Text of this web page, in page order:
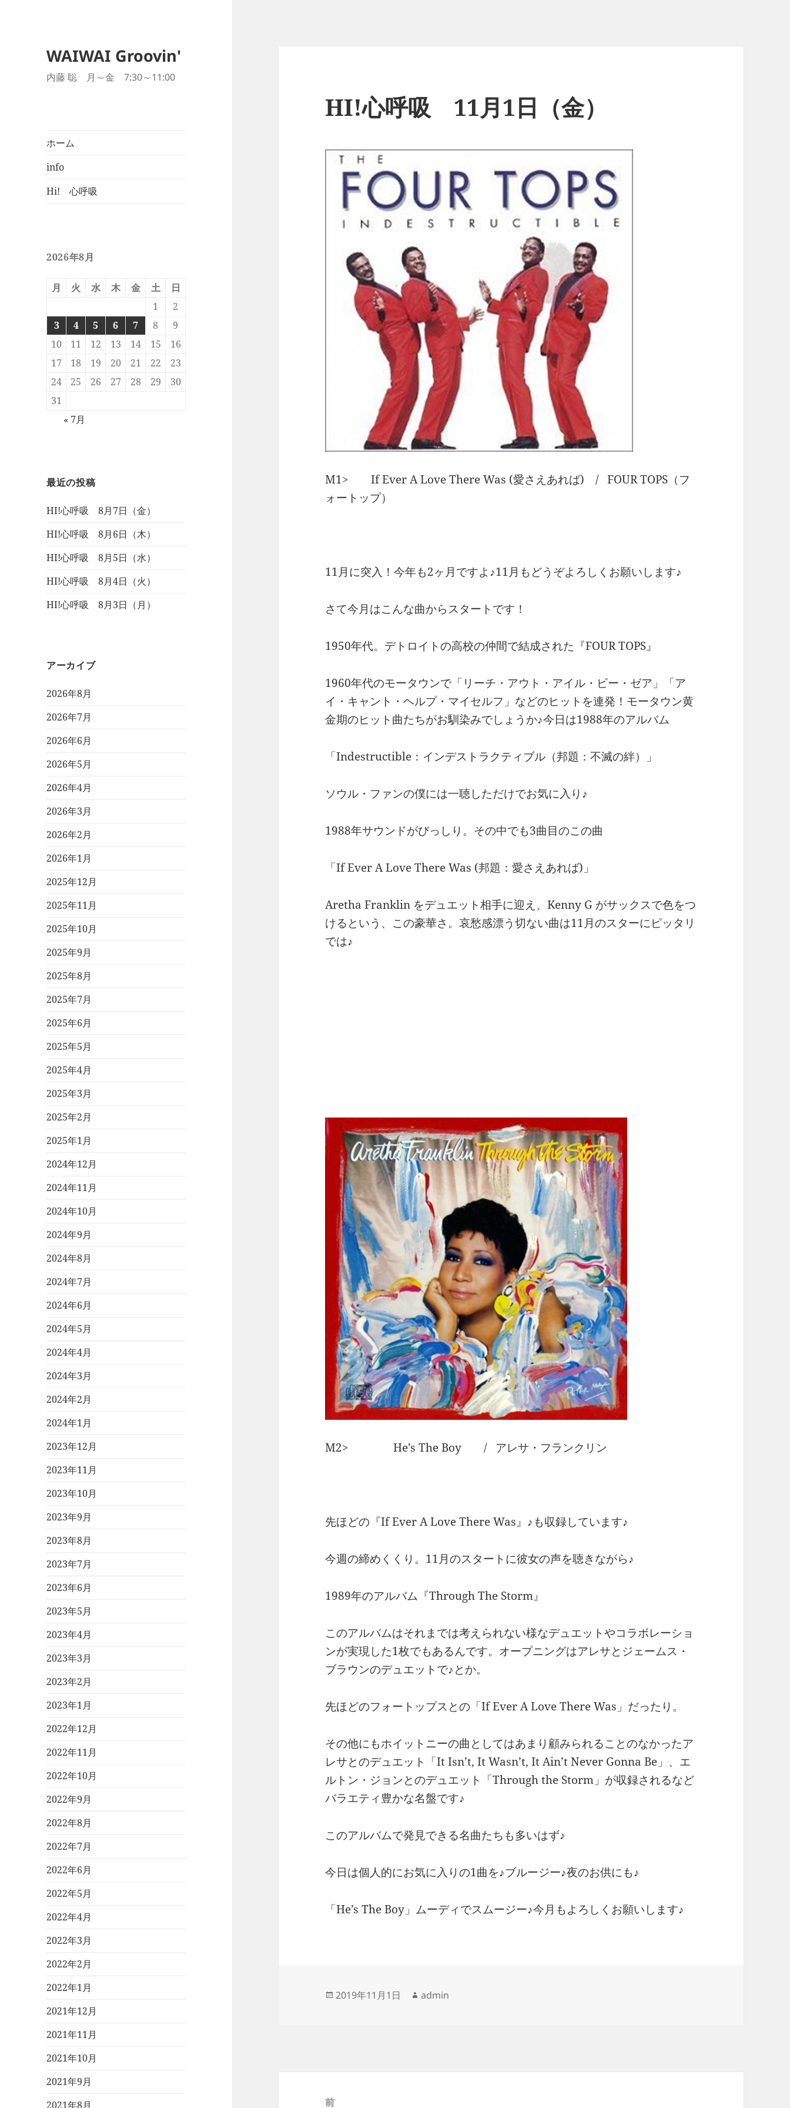
WAIWAI Groovin'
内藤 聡 月～金 7:30～11:00
ホーム
info
Hi! 心呼吸
2026年8月
月 火 水 木 金 土
日
1
2
3
4 5 6 7 8
9
10
11 12 13 14 15
16
17
18 19 20 21 22
23
24
25 26 27 28 29
30
31
« 7月
最近の投稿
HI!心呼吸 8月7日（金）
HI!心呼吸 8月6日（木）
HI!心呼吸 8月5日（水）
HI!心呼吸 8月4日（火）
HI!心呼吸 8月3日（月）
アーカイブ
2026年8月
2026年7月
2026年6月
2026年5月
2026年4月
2026年3月
2026年2月
2026年1月
2025年12月
2025年11月
2025年10月
2025年9月
2025年8月
2025年7月
2025年6月
2025年5月
2025年4月
2025年3月
2025年2月
2025年1月
2024年12月
2024年11月
2024年10月
2024年9月
2024年8月
2024年7月
2024年6月
2024年5月
2024年4月
2024年3月
2024年2月
2024年1月
2023年12月
2023年11月
2023年10月
2023年9月
2023年8月
2023年7月
2023年6月
2023年5月
2023年4月
2023年3月
2023年2月
2023年1月
2022年12月
2022年11月
2022年10月
2022年9月
2022年8月
2022年7月
2022年6月
2022年5月
2022年4月
2022年3月
2022年2月
2022年1月
2021年12月
2021年11月
2021年10月
2021年9月
2021年8月
HI!心呼吸 11月1日（金）
M1> If Ever A Love There Was (愛さえあれば) / FOUR TOPS（フ
ォートップ）
11月に突入！今年も2ヶ月ですよ♪11月もどうぞよろしくお願いします♪
さて今月はこんな曲からスタートです！
1950年代。デトロイトの高校の仲間で結成された『FOUR TOPS』
1960年代のモータウンで「リーチ・アウト・アイル・ビー・ゼア」「ア
イ・キャント・ヘルプ・マイセルフ」などのヒットを連発！モータウン黄
金期のヒット曲たちがお馴染みでしょうか♪今日は1988年のアルバム
「Indestructible：インデストラクティブル（邦題：不滅の絆）」
ソウル・ファンの僕には一聴しただけでお気に入り♪
1988年サウンドがびっしり。その中でも3曲目のこの曲
「If Ever A Love There Was (邦題：愛さえあれば)」
Aretha Franklin をデュエット相手に迎え、Kenny G がサックスで色をつ
けるという、この豪華さ。哀愁感漂う切ない曲は11月のスターにピッタリ
では♪
M2> He’s The Boy / アレサ・フランクリン
先ほどの『If Ever A Love There Was』♪も収録しています♪
今週の締めくくり。11月のスタートに彼女の声を聴きながら♪
1989年のアルバム『Through The Storm』
このアルバムはそれまでは考えられない様なデュエットやコラボレーショ
ンが実現した1枚でもあるんです。オープニングはアレサとジェームス・
ブラウンのデュエットで♪とか。
先ほどのフォートップスとの「If Ever A Love There Was」だったり。
その他にもホイットニーの曲としてはあまり顧みられることのなかったア
レサとのデュエット「It Isn’t, It Wasn’t, It Ain’t Never Gonna Be」、エ
ルトン・ジョンとのデュエット「Through the Storm」が収録されるなど
バラエティ豊かな名盤です♪
このアルバムで発見できる名曲たちも多いはず♪
今日は個人的にお気に入りの1曲を♪ブルージー♪夜のお供にも♪
「He’s The Boy」ムーディでスムージー♪今月もよろしくお願いします♪
投
2019年11月1日
作
admin
前